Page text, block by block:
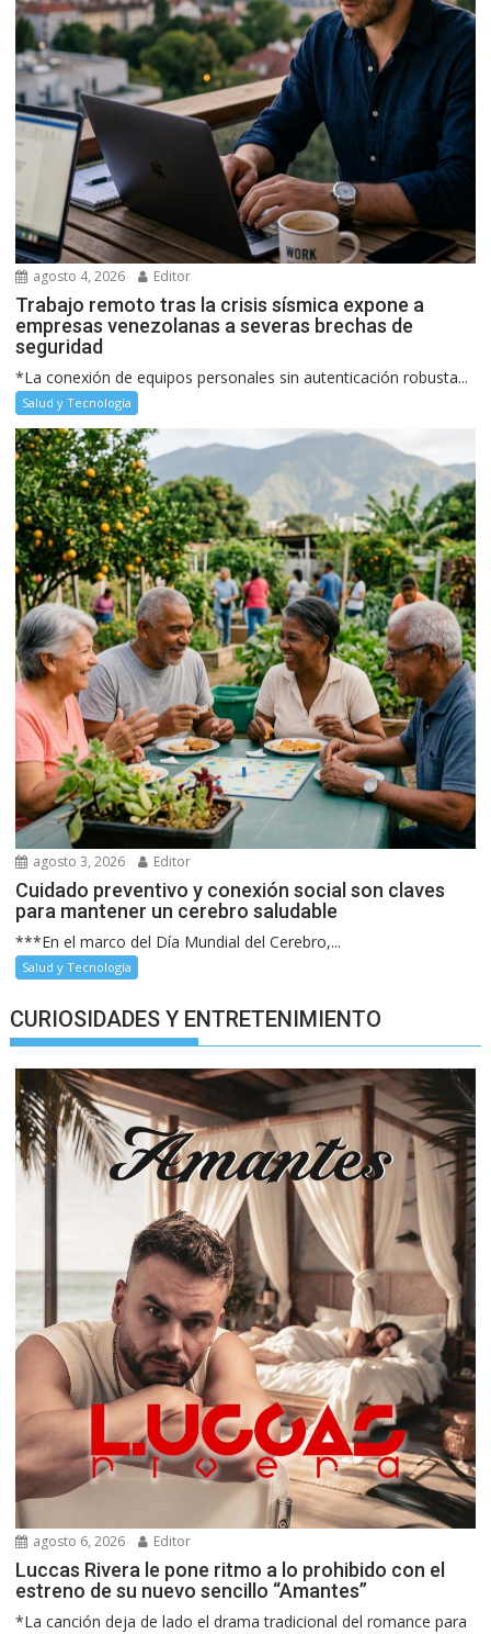
agosto 4, 2026 Editor
Trabajo remoto tras la crisis sísmica expone a
empresas venezolanas a severas brechas de
seguridad
*La conexión de equipos personales sin autenticación robusta...
Salud y Tecnología
agosto 3, 2026 Editor
Cuidado preventivo y conexión social son claves
para mantener un cerebro saludable
***En el marco del Día Mundial del Cerebro,...
Salud y Tecnología
CURIOSIDADES Y ENTRETENIMIENTO
agosto 6, 2026 Editor
Luccas Rivera le pone ritmo a lo prohibido con el
estreno de su nuevo sencillo “Amantes”
*La canción deja de lado el drama tradicional del romance para